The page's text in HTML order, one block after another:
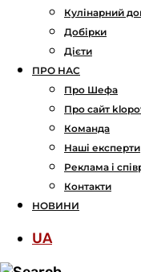
Кулінарний
Добірки
Дієти
ПРО НАС
Про Шефа
Про сайт
Команда
Наші експерти
Реклама і
Контакти
НОВИНИ
UA